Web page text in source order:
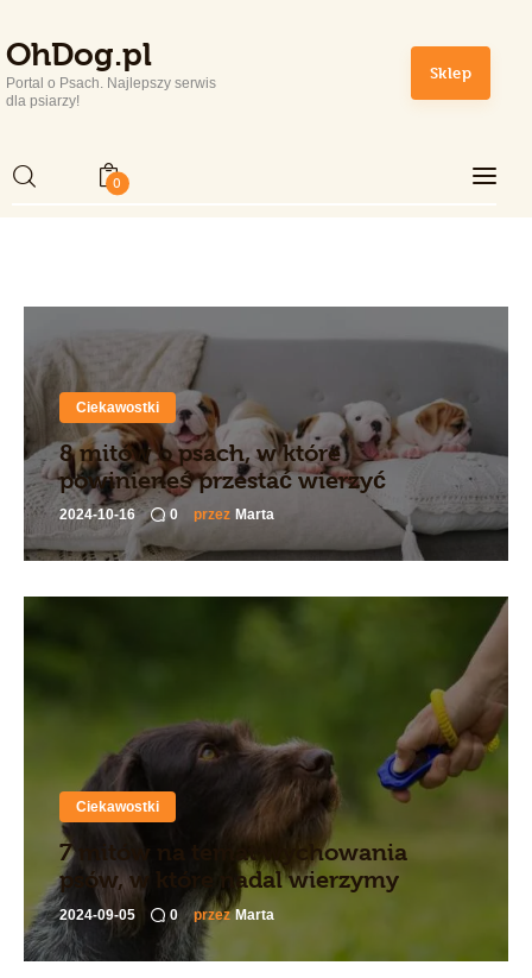
OhDog.pl
Portal o Psach. Najlepszy serwis
dla psiarzy!
Sklep
0
OhDog.pl
Sport
Lifestyle
Sklep
Ciekawostki
8 mitów o psach, w które
powinieneś przestać wierzyć
2024-10-16 0 przez Marta
Ciekawostki
7 mitów na temat wychowania
psów, w które nadal wierzymy
2024-09-05 0 przez Marta